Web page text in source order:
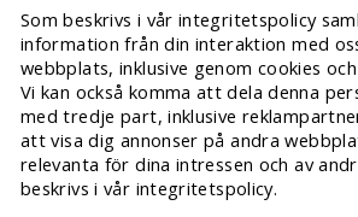
Som beskrivs i vår integritetspolicy
information från din interaktion med
webbplats, inklusive genom cookies
Vi kan också komma att dela denna
med tredje part, inklusive
att visa dig annonser på andra
relevanta för dina intressen och av
beskrivs i vår integritetspolicy.